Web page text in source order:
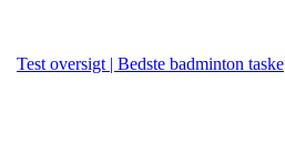
Test oversigt | Bedste badminton taske